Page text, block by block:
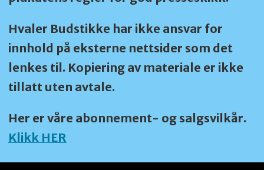
Hvaler Budstikke har ikke ansvar for
innhold på eksterne nettsider som det
lenkes til. Kopiering av materiale er ikke
tillatt uten avtale.
Her er våre abonnement- og salgsvilkår.
Klikk HER